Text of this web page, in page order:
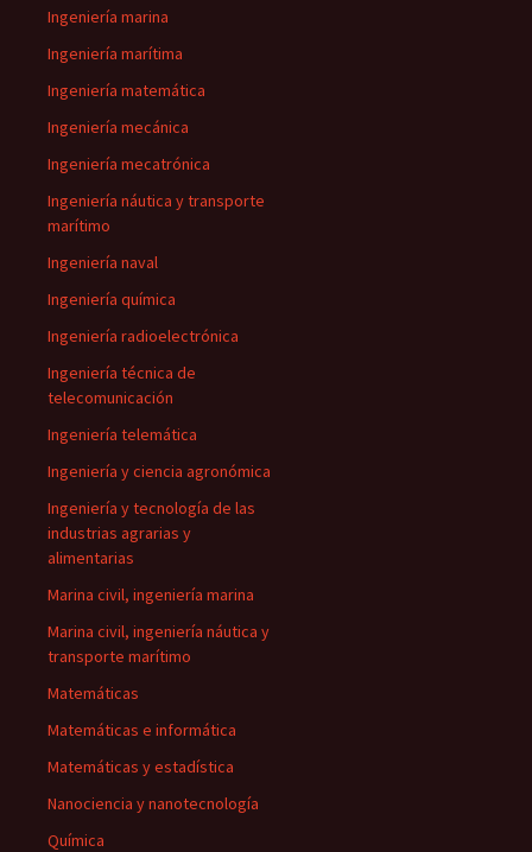
Ingeniería marina
Ingeniería marítima
Ingeniería matemática
Ingeniería mecánica
Ingeniería mecatrónica
Ingeniería náutica y transporte
marítimo
Ingeniería naval
Ingeniería química
Ingeniería radioelectrónica
Ingeniería técnica de
telecomunicación
Ingeniería telemática
Ingeniería y ciencia agronómica
Ingeniería y tecnología de las
industrias agrarias y
alimentarias
Marina civil, ingeniería marina
Marina civil, ingeniería náutica y
transporte marítimo
Matemáticas
Matemáticas e informática
Matemáticas y estadística
Nanociencia y nanotecnología
Química